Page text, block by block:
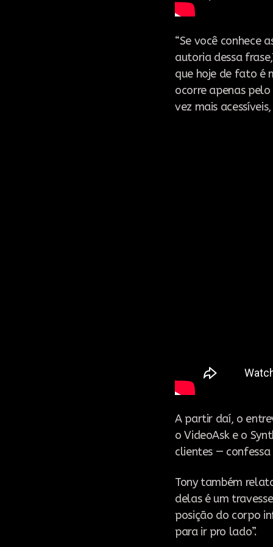
“Se você conhece
autoria dessa
que hoje de fato é
ocorre apenas
vez mais
A partir daí, o
o VideoAsk e o
clientes — confessa
Tony também
delas é um
posição do corpo
para ir pro lado”.